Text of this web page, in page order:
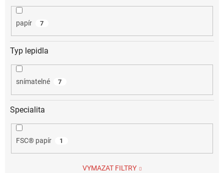
papír 7
Typ lepidla
snímatelné 7
Specialita
FSC® papír 1
VYMAZAT FILTRY